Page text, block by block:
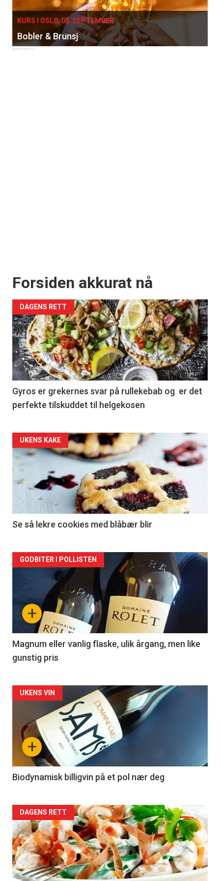
KURS I OSLO, 05. SEPTEMBER
Bobler & Brunsj
Forsiden akkurat nå
DAGENS RETT
Gyros er grekernes svar på rullekebab og er det
perfekte tilskuddet til helgekosen
Forsiden
akkurat
nå
2
UKENS KAKE
Se så lekre cookies med blåbær blir
Forsiden
akkurat
nå
3
+
GODBITER I POLLISTEN
Magnum eller vanlig flaske, ulik årgang, men like
gunstig pris
Forsiden
akkurat
nå
4
+
UKENS VIN
Biodynamisk billigvin på et pol nær deg
Forsiden
akkurat
nå
-
DAGENS RETT